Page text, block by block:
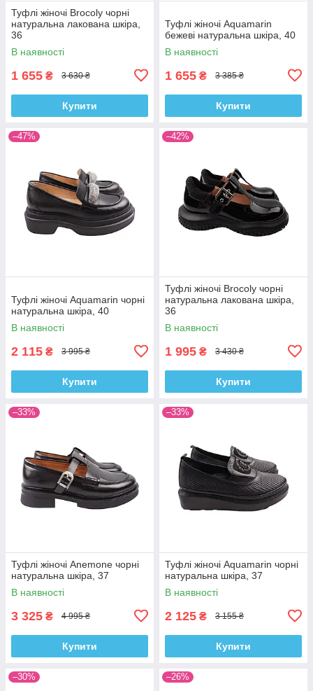
Туфлі жіночі Brocoly чорні
натуральна лакована шкіра,
36
В наявності
1 655 ₴ 3 630 ₴
Купити
Туфлі жіночі Aquamarin
бежеві натуральна шкіра, 40
В наявності
1 655 ₴ 3 385 ₴
Купити
–47%
Туфлі жіночі Aquamarin чорні
натуральна шкіра, 40
В наявності
2 115 ₴ 3 995 ₴
Купити
–42%
Туфлі жіночі Brocoly чорні
натуральна лакована шкіра,
36
В наявності
1 995 ₴ 3 430 ₴
Купити
–33%
Туфлі жіночі Anemone чорні
натуральна шкіра, 37
В наявності
3 325 ₴ 4 995 ₴
Купити
–33%
Туфлі жіночі Aquamarin чорні
натуральна шкіра, 37
В наявності
2 125 ₴ 3 155 ₴
Купити
–30% –26%